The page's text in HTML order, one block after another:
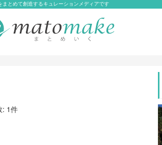
まとめて創造するキュレーションメディアです
: 1件